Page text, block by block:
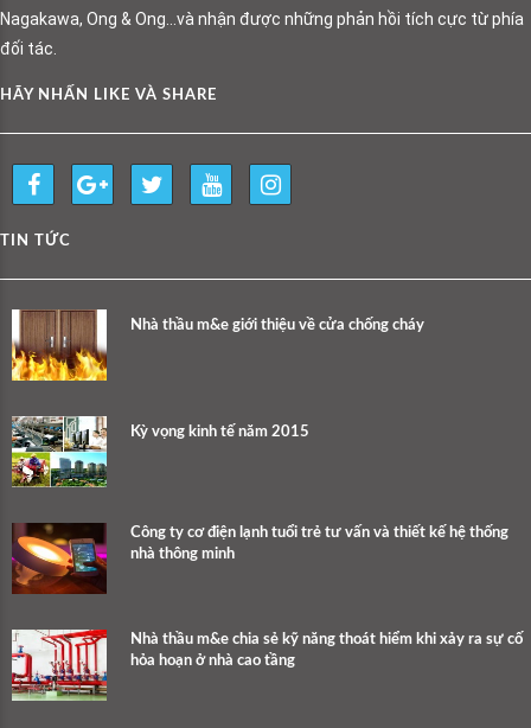
Nagakawa, Ong & Ong…và nhận được những phản hồi tích cực từ phía
đối tác.
HÃY NHẤN LIKE VÀ SHARE
TIN TỨC
Nhà thầu m&e giới thiệu về cửa chống cháy
Kỳ vọng kinh tế năm 2015
Công ty cơ điện lạnh tuổi trẻ tư vấn và thiết kế hệ thống
nhà thông minh
Nhà thầu m&e chia sẻ kỹ năng thoát hiểm khi xảy ra sự cố
hỏa hoạn ở nhà cao tầng